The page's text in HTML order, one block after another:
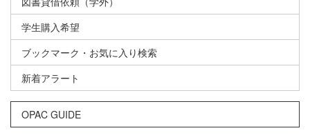
学生購入希望
ブックマーク・お気に入り検索
新着アラート
OPAC GUIDE